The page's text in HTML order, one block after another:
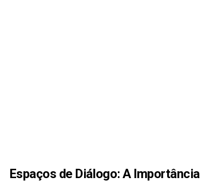
Espaços de Diálogo: A Importância